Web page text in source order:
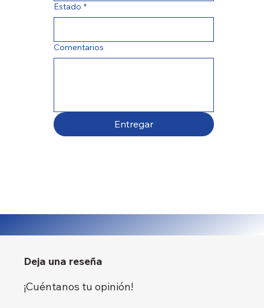
Estado *
Comentarios
Entregar
¡Cuéntanos tu opinión!
Deja una reseña